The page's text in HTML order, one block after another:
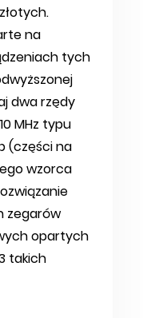
na
tych
dwa rzędy
MHz typu
(części na
wzorca
zegarów
opartych
takich